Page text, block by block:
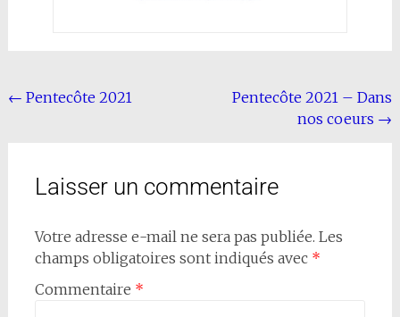
← Pentecôte 2021
Pentecôte 2021 – Dans
nos coeurs →
Laisser un commentaire
Votre adresse e-mail ne sera pas publiée. Les
champs obligatoires sont indiqués avec *
Commentaire *